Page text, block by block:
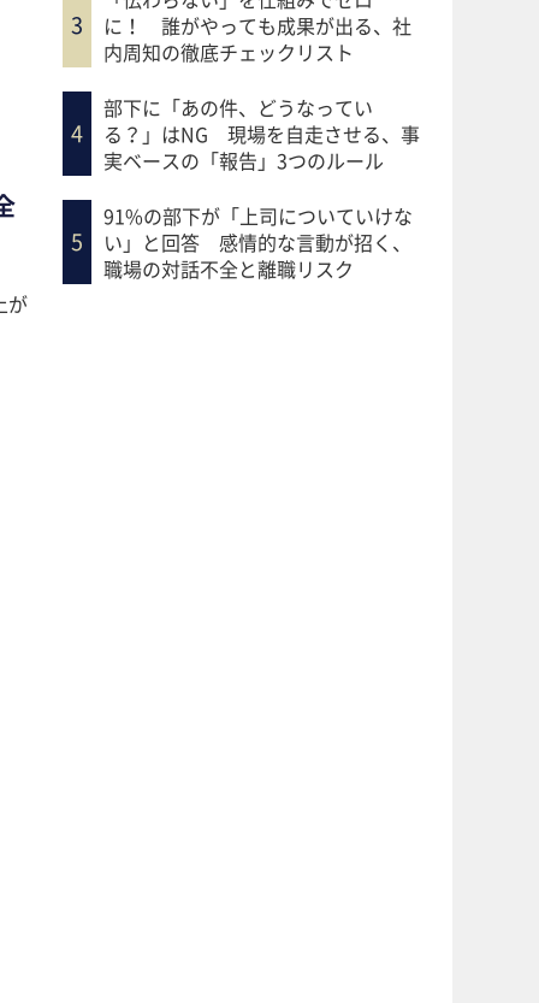
に！ 誰がやっても成果が出る、社
内周知の徹底チェックリスト
部下に「あの件、どうなってい
る？」はNG 現場を自走させる、事
実ベースの「報告」3つのルール
91%の部下が「上司についていけな
い」と回答 感情的な言動が招く、
職場の対話不全と離職リスク
が